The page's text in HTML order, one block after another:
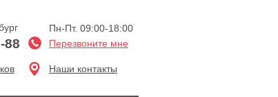
Пн-Пт. 09:00-18:00
Перезвоните мне
Наши контакты
88